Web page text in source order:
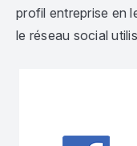
profil entreprise en
le réseau social